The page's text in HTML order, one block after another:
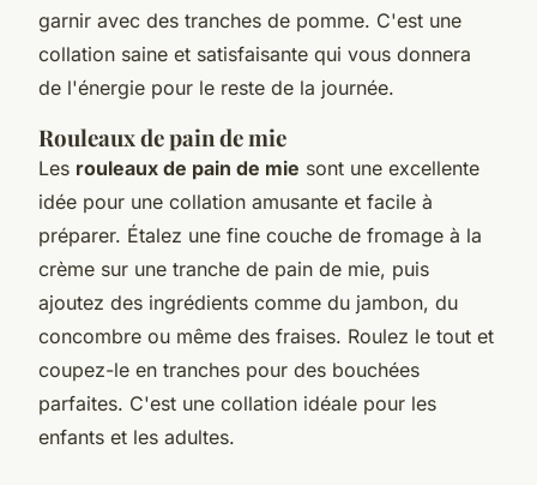
garnir avec des tranches de pomme. C'est une
collation saine et satisfaisante qui vous donnera
de l'énergie pour le reste de la journée.
Rouleaux de pain de mie
Les rouleaux de pain de mie sont une excellente
idée pour une collation amusante et facile à
préparer. Étalez une fine couche de fromage à la
crème sur une tranche de pain de mie, puis
ajoutez des ingrédients comme du jambon, du
concombre ou même des fraises. Roulez le tout et
coupez-le en tranches pour des bouchées
parfaites. C'est une collation idéale pour les
enfants et les adultes.